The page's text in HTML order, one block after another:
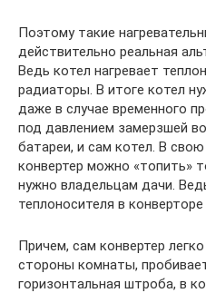
Поэтому такие
действительно реальная
Ведь котел нагревает
радиаторы. В итоге котел
даже в случае временного
под давлением замерзшей
батареи, и сам котел. В
конвертер можно «топить»
нужно владельцам дачи.
теплоносителя в конверторе
Причем, сам конвертер
стороны комнаты,
горизонтальная штроба, в